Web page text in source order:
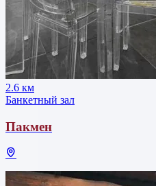
2.6 км
Банкетный зал
Пакмен